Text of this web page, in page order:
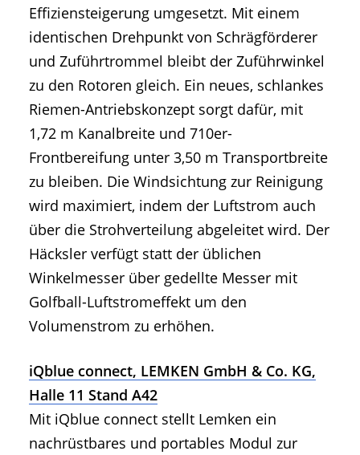
Effiziensteigerung umgesetzt. Mit einem
identischen Drehpunkt von Schrägförderer
und Zuführtrommel bleibt der Zuführwinkel
zu den Rotoren gleich. Ein neues, schlankes
Riemen-Antriebskonzept sorgt dafür, mit
1,72 m Kanalbreite und 710er-
Frontbereifung unter 3,50 m Transportbreite
zu bleiben. Die Windsichtung zur Reinigung
wird maximiert, indem der Luftstrom auch
über die Strohverteilung abgeleitet wird. Der
Häcksler verfügt statt der üblichen
Winkelmesser über gedellte Messer mit
Golfball-Luftstromeffekt um den
Volumenstrom zu erhöhen.
iQblue connect, LEMKEN GmbH & Co. KG,
Halle 11 Stand A42
Mit iQblue connect stellt Lemken ein
nachrüstbares und portables Modul zur